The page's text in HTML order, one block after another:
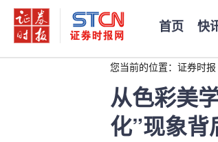
首页 快
您当前的位置： 证券时报
从色彩美
化”现象